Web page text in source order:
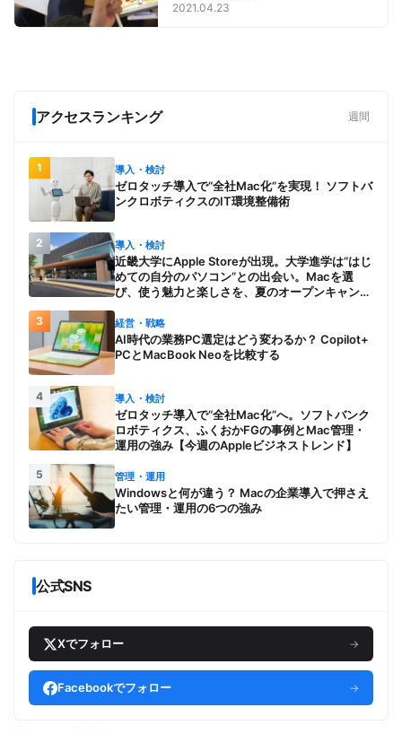
2021.04.23
アクセスランキング 週間
1 導入・検討
ゼロタッチ導入で“全社Mac化”を実現！ ソフトバ
ンクロボティクスのIT環境整備術
2 導入・検討
近畿大学にApple Storeが出現。大学進学は“はじ
めての自分のパソコン”との出会い。Macを選
び、使う魅力と楽しさを、夏のオープンキャンパ
3 経営・戦略
AI時代の業務PC選定はどう変わるか？ Copilot+
PCとMacBook Neoを比較する
4 導入・検討
ゼロタッチ導入で“全社Mac化”へ。ソフトバンク
ロボティクス、ふくおかFGの事例とMac管理・
運用の強み【今週のAppleビジネストレンド】
5 管理・運用
Windowsと何が違う？ Macの企業導入で押さえ
たい管理・運用の6つの強み
公式SNS
Xでフォロー →
Facebookでフォロー →